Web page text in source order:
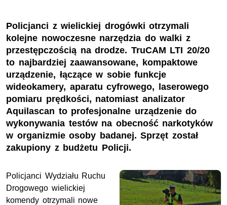
Policjanci z wielickiej drogówki otrzymali
kolejne nowoczesne narzędzia do walki z
przestępczością na drodze. TruCAM LTI 20/20
to najbardziej zaawansowane, kompaktowe
urządzenie, łączące w sobie funkcje
wideokamery, aparatu cyfrowego, laserowego
pomiaru prędkości, natomiast analizator
Aquilascan to profesjonalne urządzenie do
wykonywania testów na obecność narkotyków
w organizmie osoby badanej. Sprzęt został
zakupiony z budżetu Policji.
Policjanci Wydziału Ruchu
Drogowego wielickiej
komendy otrzymali nowe